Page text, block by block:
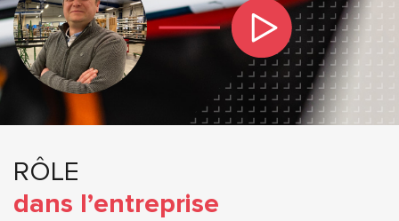
RÔLE
dans l’entreprise